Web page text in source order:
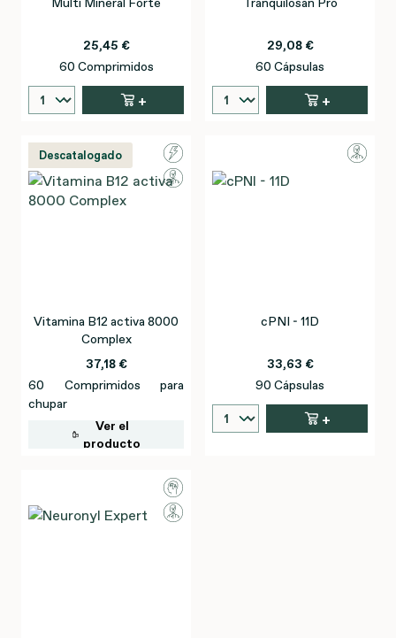
25,45 €
60 Comprimidos
+
29,08 €
60 Cápsulas
+
Descatalogado
Vitamina B12 activa 8000
Complex
37,18 €
60 Comprimidos para
chupar
Ver el
producto
cPNI - 11D
33,63 €
90 Cápsulas
+